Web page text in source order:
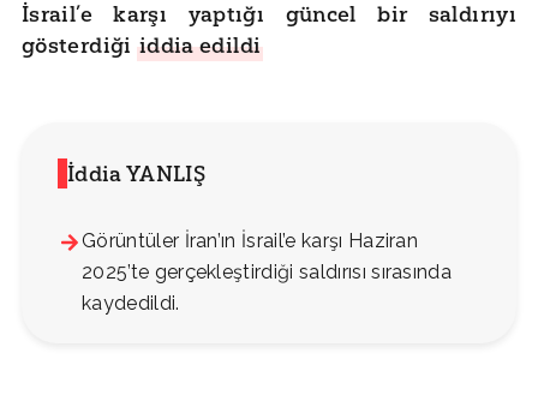
İsrail’e karşı yaptığı güncel bir saldırıyı
gösterdiği iddia edildi
İddia YANLIŞ
Görüntüler İran’ın İsrail’e karşı Haziran
2025’te gerçekleştirdiği saldırısı sırasında
kaydedildi.